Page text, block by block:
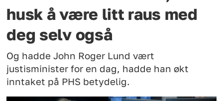
husk å være litt raus med
deg selv også
Og hadde John Roger Lund vært
justisminister for en dag, hadde han økt
inntaket på PHS betydelig.